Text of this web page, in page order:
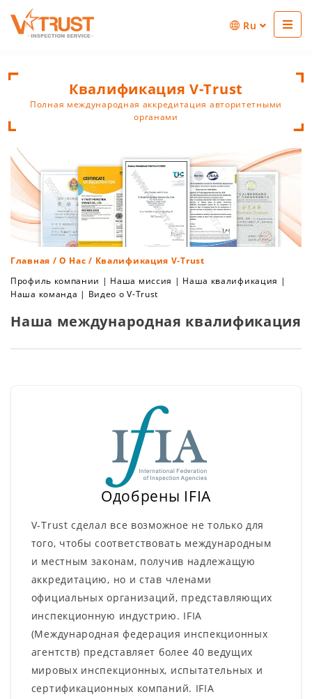
Ru
Квалификация V-Trust
Полная международная аккредитация авторитетными
органами
Главная /О Нас / Квалификация V-Trust
Профиль компании | Наша миссия | Наша квалификация |
Наша команда | Видео о V-Trust
Наша международная квалификация
Одобрены IFIA
V-Trust сделал все возможное не только для
того, чтобы соответствовать международным
и местным законам, получив надлежащую
аккредитацию, но и став членами
официальных организаций, представляющих
инспекционную индустрию. IFIA
(Международная федерация инспекционных
агентств) представляет более 40 ведущих
мировых инспекционных, испытательных и
сертификационных компаний. IFIA